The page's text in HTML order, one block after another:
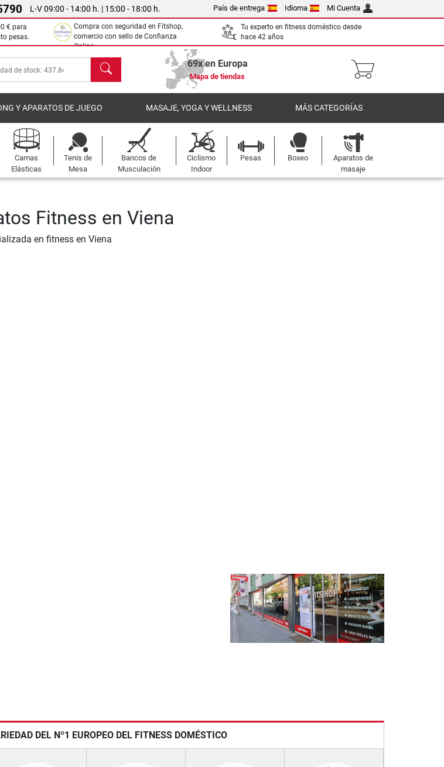
L-V 09:00 - 14:00 h. | 15:00 - 18:00 h. País de entrega Idioma Mi Cuenta
€ para
pesas.
Compra con seguridad en Fitshop,
comercio con sello de Confianza
Online.
Tu experto en fitness doméstico desde
hace 42 años
Buscar 69x en Europa
Mapa de tiendas
Y APARATOS DE JUEGO MASAJE, YOGA Y WELLNESS MÁS CATEGORÍAS
Camas
Elásticas
Tenis de
Mesa
Bancos de
Musculación
Ciclismo
Indoor
Pesas Boxeo
Aparatos de
masaje
Fitness en Viena
en fitness en Viena
Previous Next
DEL Nº1 EUROPEO DEL FITNESS DOMÉSTICO